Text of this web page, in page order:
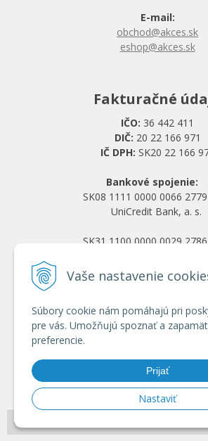
Vaše nastavenie
Súbory cookie nám pomáhajú pri
pre vás. Umožňujú spoznať a
preferencie.
Prijať
Nastaviť
E-mail:
obchod@akces.sk
eshop@akces.sk
Fakturačné
IČO: 36 442 411
DIČ: 20 22 166 971
IČ DPH: SK20 22 166
Bankové spojenie:
SK08 1111 0000 0066
UniCredit Bank, a. s.
SK31 1100 0000 0029
Obchodné podmienky
Ochrana osobných
Doprava a platba
Registrácia
© 2026 HRANY.SK •